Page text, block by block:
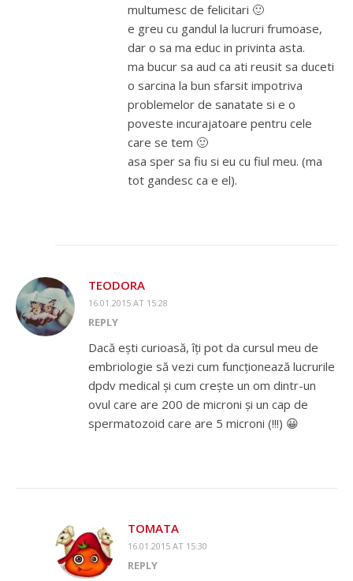
multumesc de felicitari 🙂
e greu cu gandul la lucruri frumoase,
dar o sa ma educ in privinta asta.
ma bucur sa aud ca ati reusit sa duceti
o sarcina la bun sfarsit impotriva
problemelor de sanatate si e o
poveste incurajatoare pentru cele
care se tem 🙂
asa sper sa fiu si eu cu fiul meu. (ma
tot gandesc ca e el).
TEODORA
16.01.2015 AT 15:28
REPLY
Dacă ești curioasă, îți pot da cursul meu de
embriologie să vezi cum funcționează lucrurile
dpdv medical și cum crește un om dintr-un
ovul care are 200 de microni și un cap de
spermatozoid care are 5 microni (!!!) 😀
TOMATA
16.01.2015 AT 15:30
REPLY